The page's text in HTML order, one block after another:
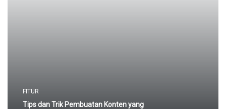
FITUR
Tips dan Trik Pembuatan Konten yang